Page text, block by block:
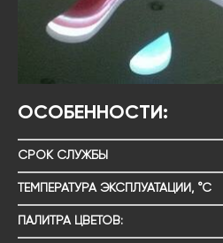
ОСОБЕННОСТИ:
СРОК СЛУЖБЫ
ТЕМПЕРАТУРА ЭКСПЛУАТАЦИИ, °С
ПАЛИТРА ЦВЕТОВ: